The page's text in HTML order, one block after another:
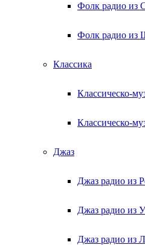
Фолк радио
Фолк радио из
Классика
Классическо-
Классическо-
Джаз
Джаз радио из
Джаз радио из
Джаз радио из